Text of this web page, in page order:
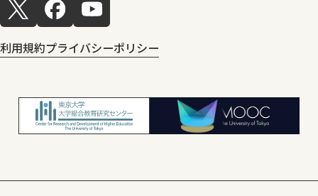
利用規約プライバシーポリシー